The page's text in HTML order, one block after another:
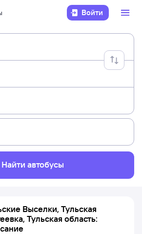
Войти
Найти автобусы
Выселки, Тульская
Тульская область: